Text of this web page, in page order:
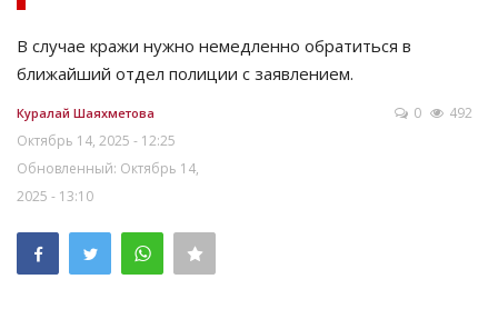
В случае кражи нужно немедленно обратиться в
ближайший отдел полиции с заявлением.
Куралай Шаяхметова
Октябрь 14, 2025 - 12:25
Обновленный: Октябрь 14,
2025 - 13:10
0 492